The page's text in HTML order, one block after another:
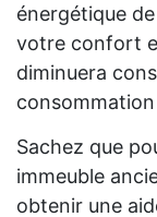
énergétique
votre confort
diminuera
consommation
Sachez que
immeuble
obtenir une